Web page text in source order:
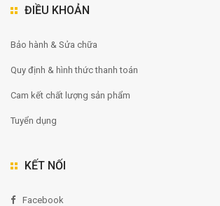
ĐIỀU KHOẢN
Bảo hành & Sửa chữa
Quy định & hình thức thanh toán
Cam kết chất lượng sản phẩm
Tuyển dụng
KẾT NỐI
Facebook